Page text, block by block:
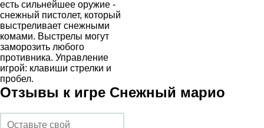
есть сильнейшее оружие -
снежный пистолет, который
выстреливает снежными
комами. Выстрелы могут
заморозить любого
противника. Управление
игрой: клавиши стрелки и
пробел.
Отзывы к игре Снежный марио